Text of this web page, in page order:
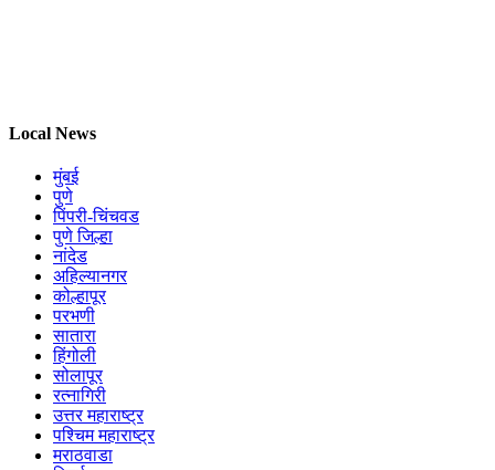
Local News
मुंबई
पुणे
पिंपरी-चिंचवड
पुणे जिल्हा
नांदेड
अहिल्यानगर
कोल्हापूर
परभणी
सातारा
हिंगोली
सोलापूर
रत्नागिरी
उत्तर महाराष्ट्र
पश्चिम महाराष्ट्र
मराठवाडा